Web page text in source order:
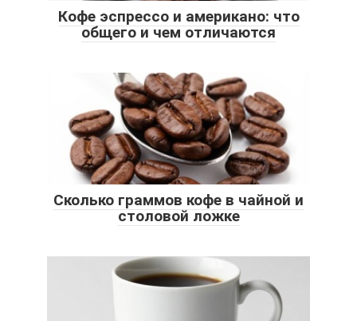
Кофе эспрессо и американо: что
общего и чем отличаются
Сколько граммов кофе в чайной и
столовой ложке